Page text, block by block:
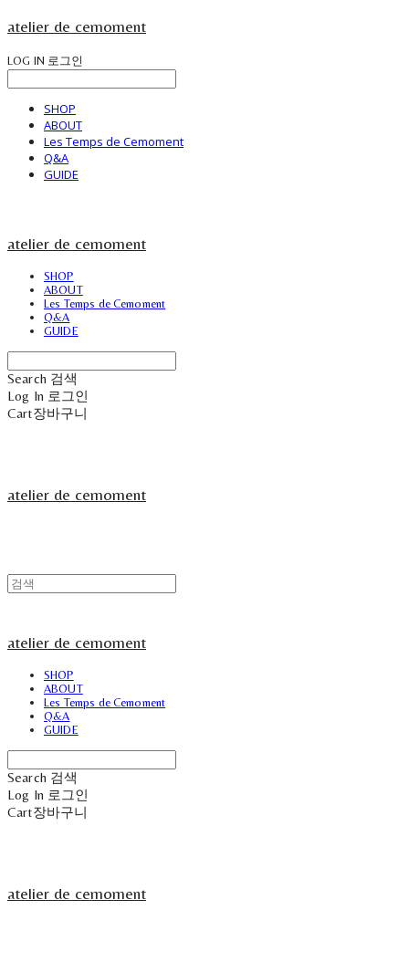
atelier de cemoment
LOG IN 로그인
SHOP
ABOUT
Les Temps de Cemoment
Q&A
GUIDE
atelier de cemoment
SHOP
ABOUT
Les Temps de Cemoment
Q&A
GUIDE
Search 검색
Log In 로그인
Cart장바구니
atelier de cemoment
atelier de cemoment
SHOP
ABOUT
Les Temps de Cemoment
Q&A
GUIDE
Search 검색
Log In 로그인
Cart장바구니
atelier de cemoment